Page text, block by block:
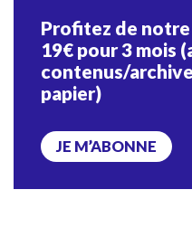
Profitez de
19€ pour 3 mois
contenus/
papier)
JE M’ABONNE